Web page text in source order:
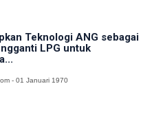
Teknologi ANG sebagai
LPG untuk
- 01 Januari 1970